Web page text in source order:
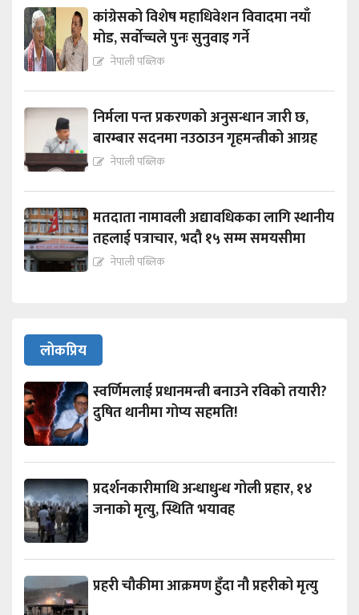
कांग्रेसको विशेष महाधिवेशन विवादमा नयाँ
मोड, सर्वोच्चले पुनः सुनुवाइ गर्ने
नेपाली पब्लिक
निर्मला पन्त प्रकरणको अनुसन्धान जारी छ,
बारम्बार सदनमा नउठाउन गृहमन्त्रीको आग्रह
नेपाली पब्लिक
मतदाता नामावली अद्यावधिकका लागि स्थानीय
तहलाई पत्राचार, भदौ १५ सम्म समयसीमा
नेपाली पब्लिक
लोकप्रिय
स्वर्णिमलाई प्रधानमन्त्री बनाउने रविको तयारी?
दुषित थानीमा गोप्य सहमति!
प्रदर्शनकारीमाथि अन्धाधुन्ध गोली प्रहार, १४
जनाको मृत्यु, स्थिति भयावह
प्रहरी चौकीमा आक्रमण हुँदा नौ प्रहरीको मृत्यु